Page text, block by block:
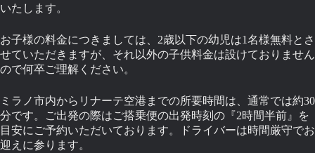
いたします。
お子様の料金につきましては、2歳以下の幼児は1名様無料とさ
せていただきますが、それ以外の子供料金は設けておりません
ので何卒ご理解ください。
ミラノ市内からリナーテ空港までの所要時間は、通常では約30
分です。ご出発の際はご搭乗便の出発時刻の『2時間半前』を
目安にご予約いただいております。ドライバーは時間厳守でお
迎えに参ります。